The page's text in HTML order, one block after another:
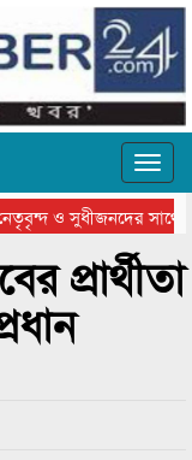
ও সুধীজনদের সাথে
গ্রুপ থিয়েটার
প্রার্থীতা